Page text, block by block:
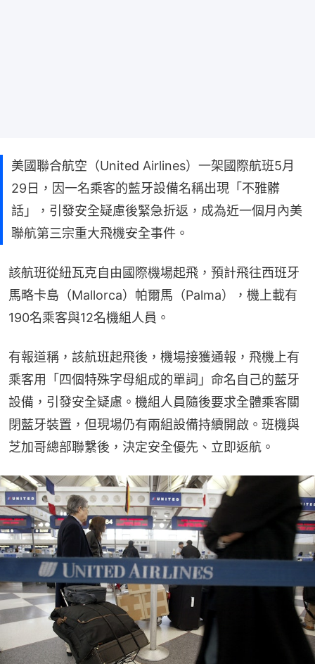
美國聯合航空（United Airlines）一架國際航班5月
29日，因一名乘客的藍牙設備名稱出現「不雅髒
話」，引發安全疑慮後緊急折返，成為近一個月內美
聯航第三宗重大飛機安全事件。
該航班從紐瓦克自由國際機場起飛，預計飛往西班牙
馬略卡島（Mallorca）帕爾馬（Palma），機上載有
190名乘客與12名機組人員。
有報道稱，該航班起飛後，機場接獲通報，飛機上有
乘客用「四個特殊字母組成的單詞」命名自己的藍牙
設備，引發安全疑慮。機組人員隨後要求全體乘客關
閉藍牙裝置，但現場仍有兩組設備持續開啟。班機與
芝加哥總部聯繫後，決定安全優先、立即返航。